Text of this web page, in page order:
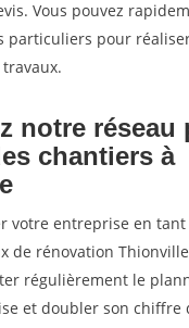
Vous pouvez
particuliers pour
notre réseau
chantiers à
votre entreprise en
de rénovation
régulièrement le
et doubler son chiffre